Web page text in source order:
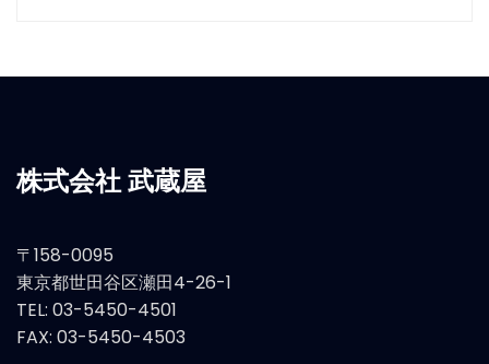
株式会社 武蔵屋
〒158-0095
東京都世田谷区瀬田4-26-1
TEL: 03-5450-4501
FAX: 03-5450-4503